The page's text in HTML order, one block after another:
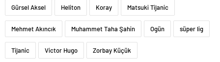
Gürsel Aksel Heliton Koray Matsuki Tijanic
Mehmet Akıncık Muhammet Taha Şahin Ogün süper lig
Tijanic Victor Hugo Zorbay Küçük